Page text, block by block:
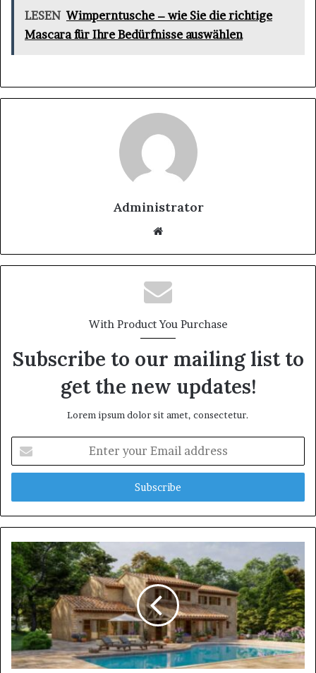
LESEN Wimperntusche – wie Sie die richtige
Mascara für Ihre Bedürfnisse auswählen
Administrator
Website
With Product You Purchase
Subscribe to our mailing list to
get the new updates!
Lorem ipsum dolor sit amet, consectetur.
your
Email